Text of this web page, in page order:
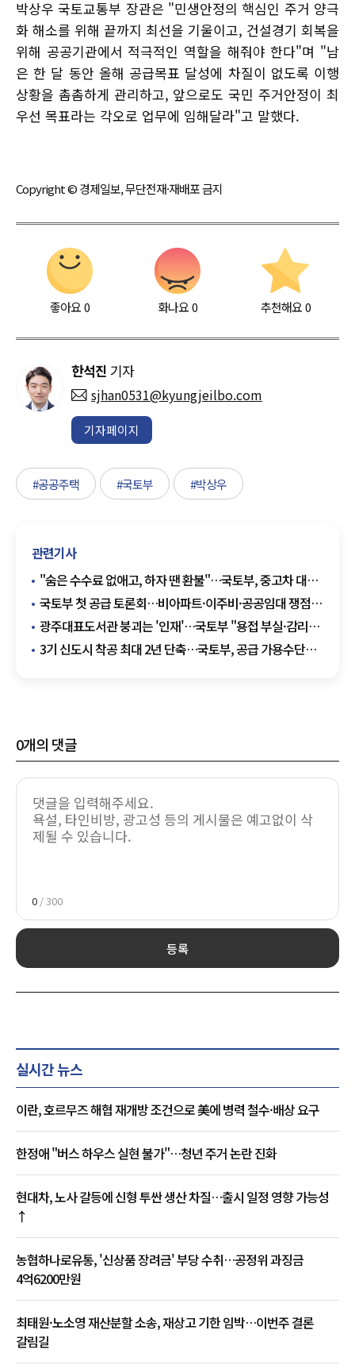
박상우 국토교통부 장관은 "민생안정의 핵심인 주거 양극
화 해소를 위해 끝까지 최선을 기울이고, 건설경기 회복을
위해 공공기관에서 적극적인 역할을 해줘야 한다"며 "남
은 한 달 동안 올해 공급목표 달성에 차질이 없도록 이행
상황을 촘촘하게 관리하고, 앞으로도 국민 주거안정이 최
우선 목표라는 각오로 업무에 임해달라"고 말했다.
Copyright © 경제일보, 무단전재·재배포 금지
좋아요0 화나요0 추천해요 0
한석진 기자
sjhan0531@kyungjeilbo.com
기자페이지
#공공주택 #국토부 #박상우
관련기사
"숨은 수수료 없애고, 하자 땐 환불"…국토부, 중고차 대책
발표
국토부 첫 공급 토론회…비아파트·이주비·공공임대 쟁점
부상
광주대표도서관 붕괴는 '인재'…국토부 "용접 부실·감리
소홀 확인"
3기 신도시 착공 최대 2년 단축…국토부, 공급 가용수단
0개의 댓글
0 / 300
등록
실시간 뉴스
이란, 호르무즈 해협 재개방 조건으로 美에 병력 철수·배상 요구
한정애 "버스 하우스 실현 불가"…청년 주거 논란 진화
현대차, 노사 갈등에 신형 투싼 생산 차질…출시 일정 영향 가능성
↑
농협하나로유통, '신상품 장려금' 부당 수취…공정위 과징금
4억6200만원
최태원·노소영 재산분할 소송, 재상고 기한 임박…이번주 결론
갈림길